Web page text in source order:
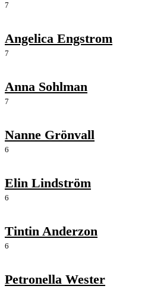
7
Angelica Engstrom
7
Anna Sohlman
7
Nanne Grönvall
6
Elin Lindström
6
Tintin Anderzon
6
Petronella Wester